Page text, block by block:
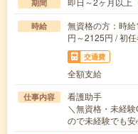
期間
時給
無資格の方：時
円～2125円 / 初
交通費
全額支給
仕事内容
看護助手
＼無資格・未経
ので未経験でも